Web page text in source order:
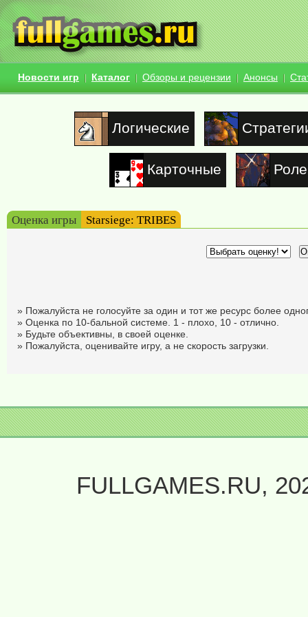
Новости игр Каталог Обзоры и рецензии Анонсы
Логические
Карточные
Оценка игры Starsiege: TRIBES
» Пожалуйста не голосуйте за один и тот же ресурс более
» Оценка по 10-бальной системе. 1 - плохо, 10 - отлично.
» Будьте объективны, в своей оценке.
» Пожалуйста, оценивайте игру, а не скорость загрузки.
FULLGAMES.RU,